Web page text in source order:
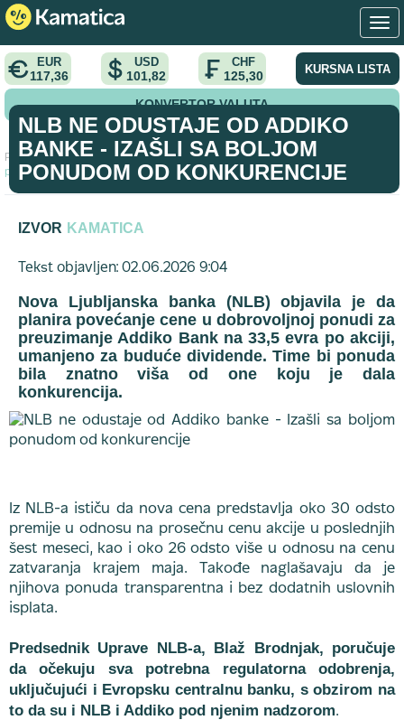
EUR
117,36
USD
101,82
CHF
125,30 KURSNA LISTA
KONVERTOR VALUTA
Početna > vest >
NLB ne odustaje od Addiko banke - Izašli sa boljom
ponudom od konkurencije
NLB NE ODUSTAJE OD ADDIKO
BANKE - IZAŠLI SA BOLJOM
PONUDOM OD KONKURENCIJE
IZVOR KAMATICA
Tekst objavljen: 02.06.2026 9:04
Nova Ljubljanska banka (NLB) objavila je da
planira povećanje cene u dobrovoljnoj ponudi za
preuzimanje Addiko Bank na 33,5 evra po akciji,
umanjeno za buduće dividende. Time bi ponuda
bila znatno viša od one koju je dala
konkurencija.
Iz NLB-a ističu da nova cena predstavlja oko 30 odsto
premije u odnosu na prosečnu cenu akcije u poslednjih
šest meseci, kao i oko 26 odsto više u odnosu na cenu
zatvaranja krajem maja. Takođe naglašavaju da je
njihova ponuda transparentna i bez dodatnih uslovnih
isplata.
Predsednik Uprave NLB-a, Blaž Brodnjak, poručuje
da očekuju sva potrebna regulatorna odobrenja,
uključujući i Evropsku centralnu banku, s obzirom na
to da su i NLB i Addiko pod njenim nadzorom.